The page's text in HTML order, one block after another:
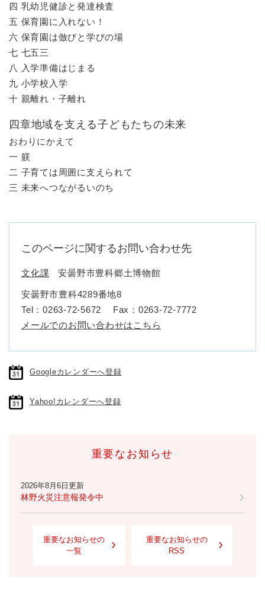
四 乳幼児健診と発達検査
五 保育園に入れない！
六 保育園は倣びと学びの場
七 七五三
八 入学準備はじまる
九 小学校入学
十 親離れ・子離れ
四章地域を支える子どもたちの未来
おわりにかえて
一 躾
二 子育ては周囲に支えられて
三 未来へつながるいのち​
このページに関するお問い合わせ先
文化課 安曇野市豊科郷土博物館
安曇野市豊科4289番地8
Tel：0263-72-5672
Fax：0263-72-7772
メールでのお問い合わせはこちら
Googleカレンダーへ登録
Yahoo!カレンダーへ登録
重要なお知らせ
2026年8月6日更新
林野火災注意報発令中
重要なお知らせの
一覧
重要なお知らせの
RSS